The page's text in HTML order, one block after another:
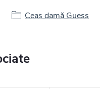
Ceas damă Guess